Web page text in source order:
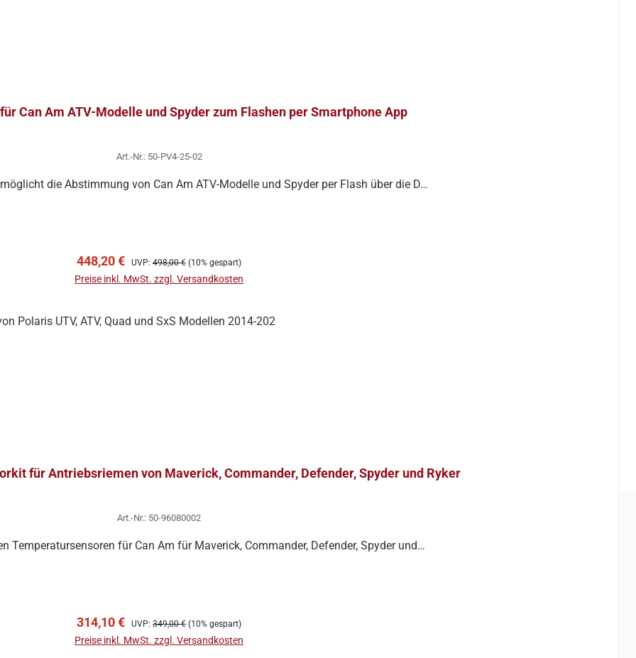
Can Am ATV-Modelle und Spyder zum Flashen per Smartphone App
Art.-Nr.: 50-PV4-25-02
die Abstimmung von Can Am ATV-Modelle und Spyder per Flash über die D…
Verkaufspreis:
448,20 € Regulärer Preis:
UVP: 498,00 € (10% gespart)
Preise inkl. MwSt. zzgl. Versandkosten
für Antriebsriemen von Maverick, Commander, Defender, Spyder und Ryker
Art.-Nr.: 50-96080002
Temperatursensoren für Can Am für Maverick, Commander, Defender, Spyder und…
Verkaufspreis:
314,10 € Regulärer Preis:
UVP: 349,00 € (10% gespart)
Preise inkl. MwSt. zzgl. Versandkosten